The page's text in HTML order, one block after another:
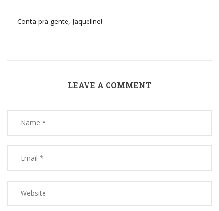
Conta pra gente, Jaqueline!
LEAVE A COMMENT